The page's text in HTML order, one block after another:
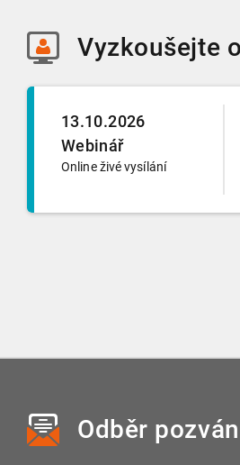
Vyzkoušejte
13.10.2026
Webinář
Online živé vysílání
Odběr